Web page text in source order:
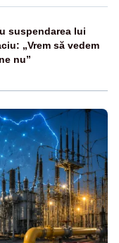
suspendarea lui
„Vrem să vedem
nu”